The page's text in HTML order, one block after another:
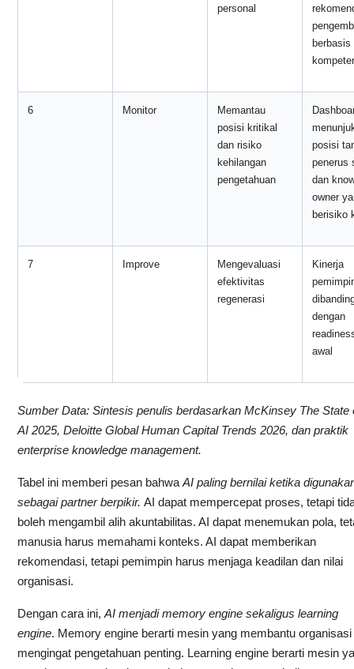
personal
berbasis
6 Monitor
Memantau
posisi kritikal
dan risiko
kehilangan
pengetahuan
posisi
penerus
dan
owner
berisiko
7 Improve
Mengevaluasi
efektivitas
regenerasi
Kinerja
dengan
awal
Sumber Data: Sintesis penulis berdasarkan McKinsey The State
AI 2025, Deloitte Global Human Capital Trends 2026, dan praktik
enterprise knowledge management.
Tabel ini memberi pesan bahwa AI paling bernilai ketika
sebagai partner berpikir. AI dapat mempercepat proses, tetapi
boleh mengambil alih akuntabilitas. AI dapat menemukan pola,
manusia harus memahami konteks. AI dapat memberikan
rekomendasi, tetapi pemimpin harus menjaga keadilan dan nilai
organisasi.
Dengan cara ini, AI menjadi memory engine sekaligus learning
engine. Memory engine berarti mesin yang membantu organisasi
mengingat pengetahuan penting. Learning engine berarti mesin